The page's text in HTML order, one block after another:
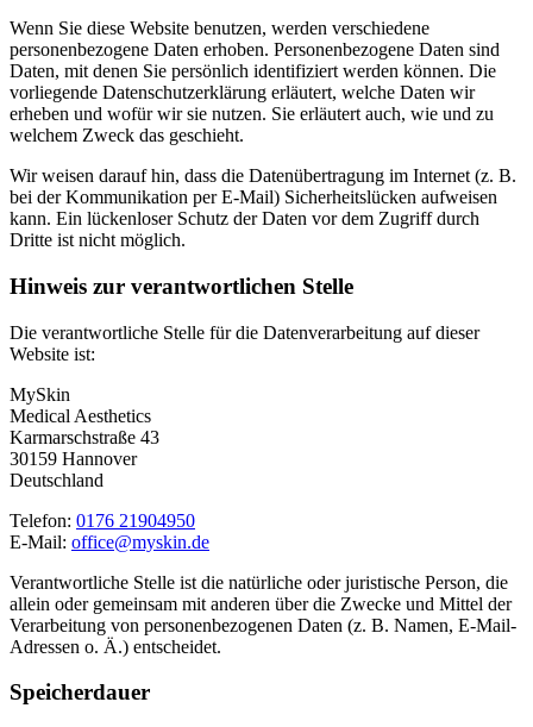
Wenn Sie diese Website benutzen, werden verschiedene
personenbezogene Daten erhoben. Personenbezogene Daten sind
Daten, mit denen Sie persönlich identifiziert werden können. Die
vorliegende Datenschutzerklärung erläutert, welche Daten wir
erheben und wofür wir sie nutzen. Sie erläutert auch, wie und zu
welchem Zweck das geschieht.
Wir weisen darauf hin, dass die Datenübertragung im Internet (z. B.
bei der Kommunikation per E-Mail) Sicherheitslücken aufweisen
kann. Ein lückenloser Schutz der Daten vor dem Zugriff durch
Dritte ist nicht möglich.
Hinweis zur verantwortlichen Stelle
Die verantwortliche Stelle für die Datenverarbeitung auf dieser
Website ist:
MySkin
Medical Aesthetics
Karmarschstraße 43
30159 Hannover
Deutschland
Telefon: 0176 21904950
E-Mail: office@myskin.de
Verantwortliche Stelle ist die natürliche oder juristische Person, die
allein oder gemeinsam mit anderen über die Zwecke und Mittel der
Verarbeitung von personenbezogenen Daten (z. B. Namen, E-Mail-
Adressen o. Ä.) entscheidet.
Speicherdauer